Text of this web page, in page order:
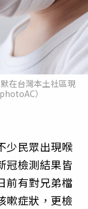
在台灣本土社區現
）
少民眾出現喉
冠檢測結果皆
前有對兄弟檔
嗽症狀，更檢